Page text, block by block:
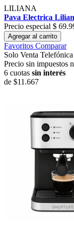
LILIANA
Pava Electrica
Precio especial $
Agregar al carrito
Favoritos Comparar
Solo Venta Telefónica
Precio sin impuestos
6 cuotas sin interés
de $11.667